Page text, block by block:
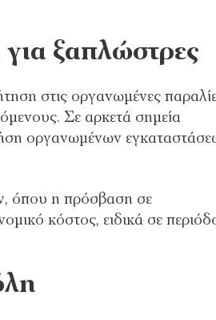
ξαπλώστρες
στις οργανωμένες
Σε αρκετά σημεία
οργανωμένων
όπου η πρόσβαση σε
κόστος, ειδικά σε